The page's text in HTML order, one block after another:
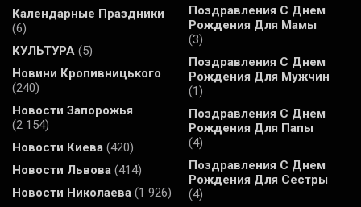
Календарные Праздники
(6)
КУЛЬТУРА (5)
Новини Кропивницького
(240)
Новости Запорожья
(2 154)
Новости Киева (420)
Новости Львова (414)
Новости Николаева (1 926)
Поздравления С Днем
Рождения Для Мамы
(3)
Поздравления С Днем
Рождения Для Мужчин
(1)
Поздравления С Днем
Рождения Для Папы
(4)
Поздравления С Днем
Рождения Для Сестры
(4)